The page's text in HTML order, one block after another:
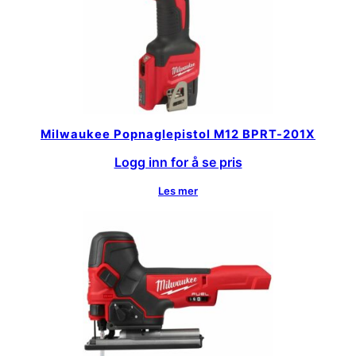
Milwaukee Popnaglepistol M12 BPRT-201X
Logg inn for å se pris
Les mer